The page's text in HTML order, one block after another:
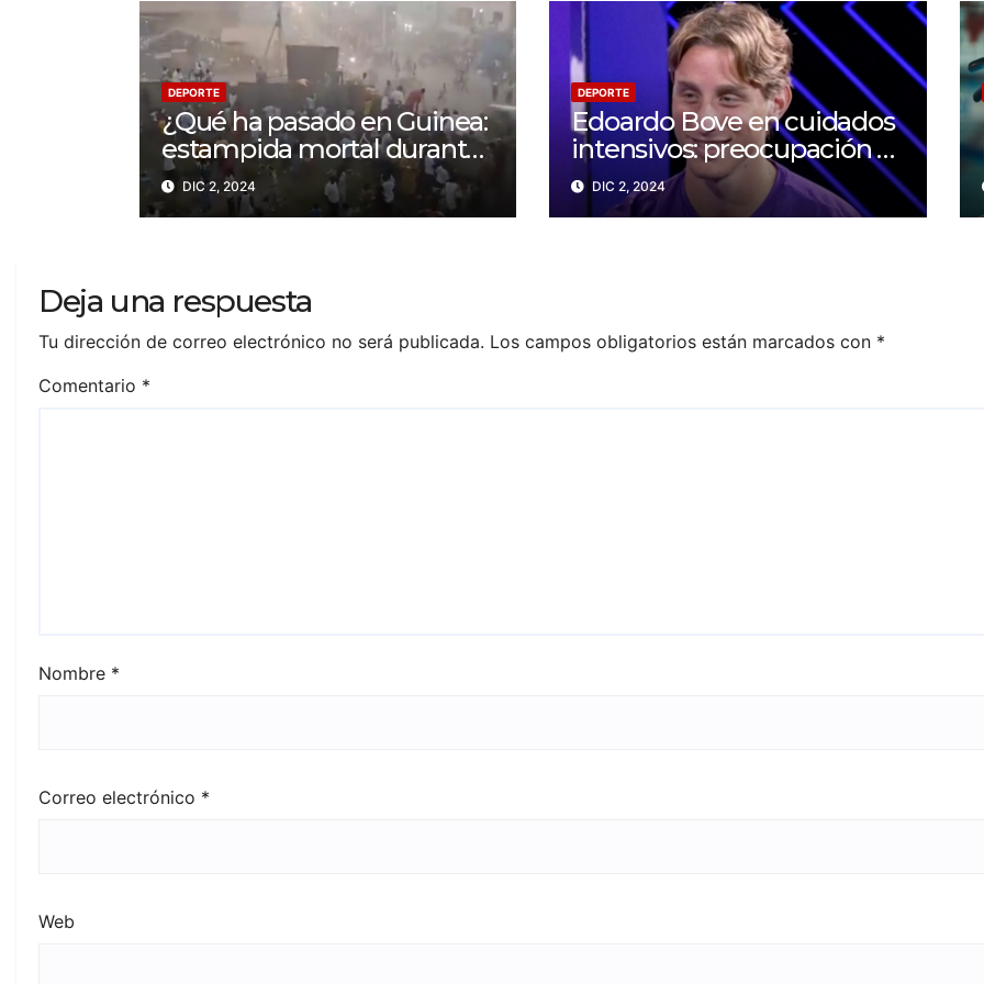
DEPORTE
¿Qué ha pasado en Guinea:
estampida mortal durante
un partido en N’Zérékoré
DIC 2, 2024
DEPORTE
Edoardo Bove en cuidados
intensivos: preocupación y
solidaridad en el mundo
del fútbol
DIC 2, 2024
Deja una respuesta
Tu dirección de correo electrónico no será publicada. Los campos obligatorios están marcados con *
Comentario *
Nombre *
Correo electrónico *
Web